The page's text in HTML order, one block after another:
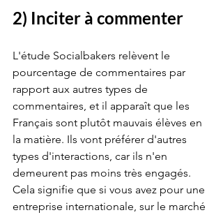
2) Inciter à commenter
L'étude Socialbakers relèvent le
pourcentage de commentaires par
rapport aux autres types de
commentaires, et il apparaît que les
Français sont plutôt mauvais élèves en
la matière. Ils vont préférer d'autres
types d'interactions, car ils n'en
demeurent pas moins très engagés.
Cela signifie que si vous avez pour une
entreprise internationale, sur le marché